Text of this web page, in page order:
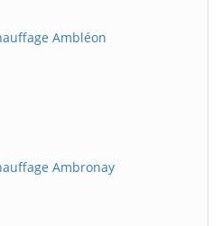
Ambléon
Ambronay